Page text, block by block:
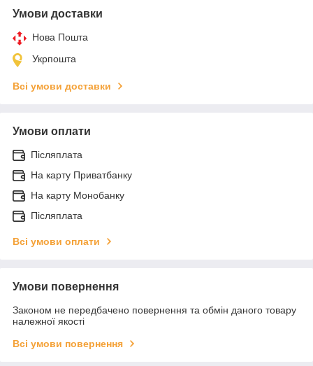
Умови доставки
Нова Пошта
Укрпошта
Всі умови доставки
Умови оплати
Післяплата
На карту Приватбанку
На карту Монобанку
Післяплата
Всі умови оплати
Умови повернення
Законом не передбачено повернення та обмін даного товару
належної якості
Всі умови повернення